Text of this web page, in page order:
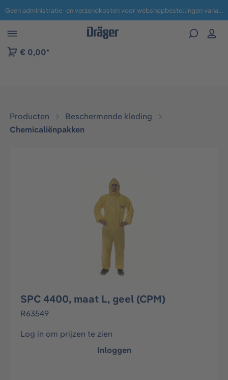
naar navigatie B2B-platform Geen administratie- en verzendkosten voor webshopbestellingen vanaf € 100,-.
€ 0,00*
Producten
Beschermende kleding
Chemicaliënpakken
SPC 4400, maat L, geel (CPM)
R63549
Log in om prijzen te zien
Inloggen